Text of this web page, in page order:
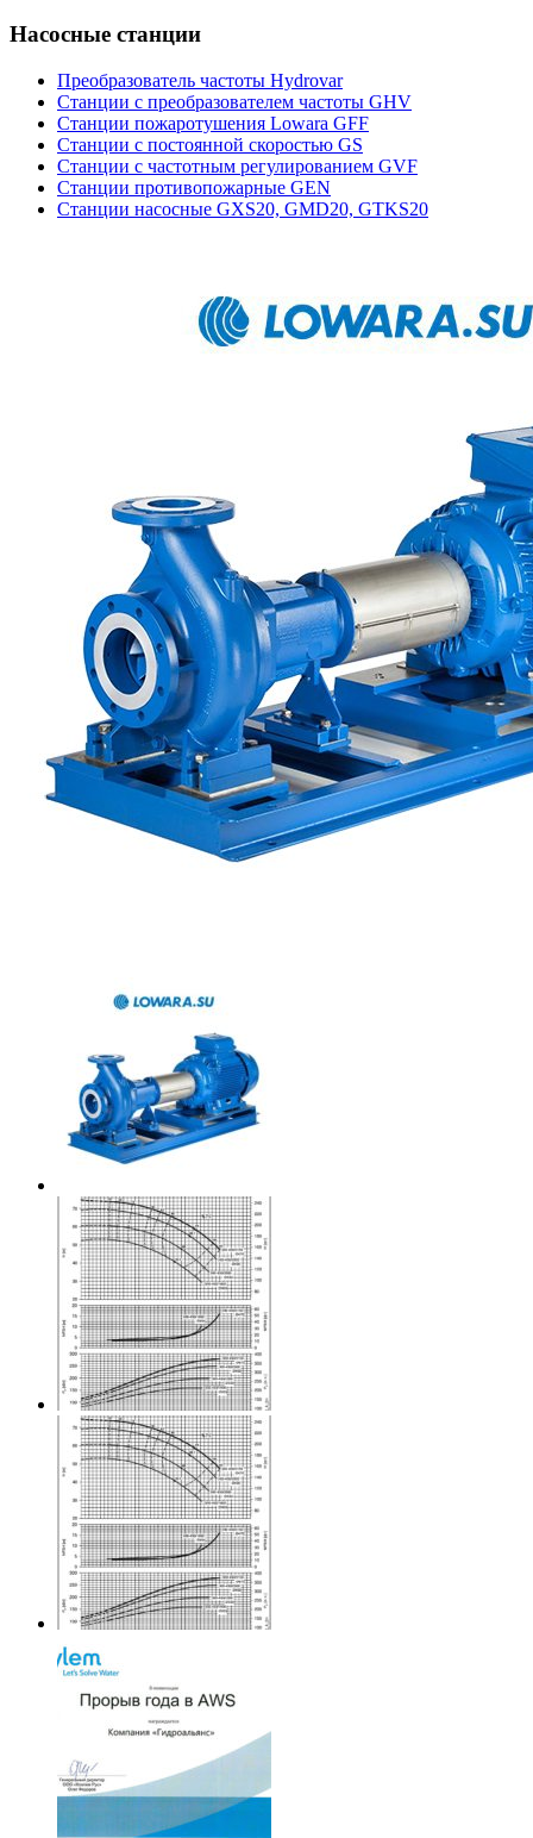
Насосные станции
Преобразователь частоты Hydrovar
Станции с преобразователем частоты GHV
Станции пожаротушения Lowara GFF
Станции с постоянной скоростью GS
Станции с частотным регулированием GVF
Станции противопожарные GEN
Станции насосные GXS20, GMD20, GTKS20